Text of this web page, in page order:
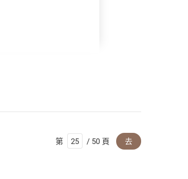
第 / 50 頁 去